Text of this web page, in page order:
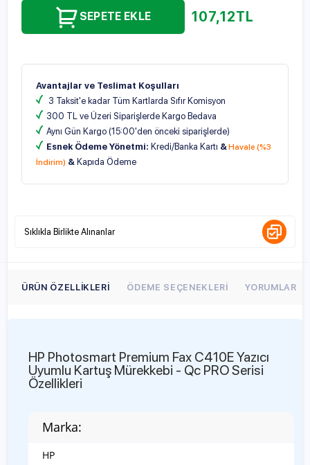
SEPETE EKLE 107,12TL
Avantajlar ve Teslimat Koşulları
3 Taksit'e kadar Tüm Kartlarda Sıfır Komisyon
300 TL ve Üzeri Siparişlerde Kargo Bedava
Aynı Gün Kargo (15:00'den önceki siparişlerde)
Esnek Ödeme Yönetmi: Kredi/Banka Kartı &Havale (%3
İndirim) & Kapıda Ödeme
Sıklıkla Birlikte Alınanlar
ÜRÜN ÖZELLIKLERI ÖDEME SEÇENEKLERI YORUMLAR
HP Photosmart Premium Fax C410E Yazıcı
Uyumlu Kartuş Mürekkebi - Qc PRO Serisi
Özellikleri
Marka:
HP